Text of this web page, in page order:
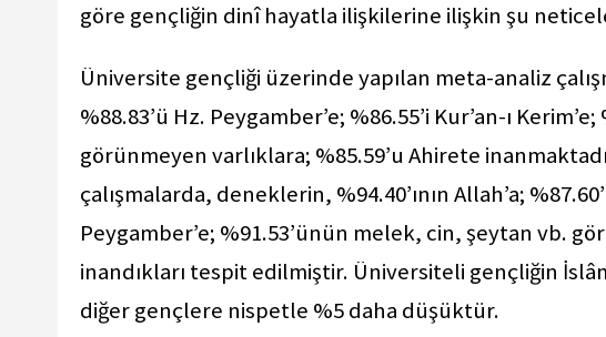
göre gençliğin dinî hayatla ilişkilerine ilişkin şu
Üniversite gençliği üzerinde yapılan meta-analiz
%88.83’ü Hz. Peygamber’e; %86.55’i Kur’an-ı
görünmeyen varlıklara; %85.59’u Ahirete
çalışmalarda, deneklerin, %94.40’ının Allah’a;
Peygamber’e; %91.53’ünün melek, cin, şeytan vb.
inandıkları tespit edilmiştir. Üniversiteli gençliğin
diğer gençlere nispetle %5 daha düşüktür.